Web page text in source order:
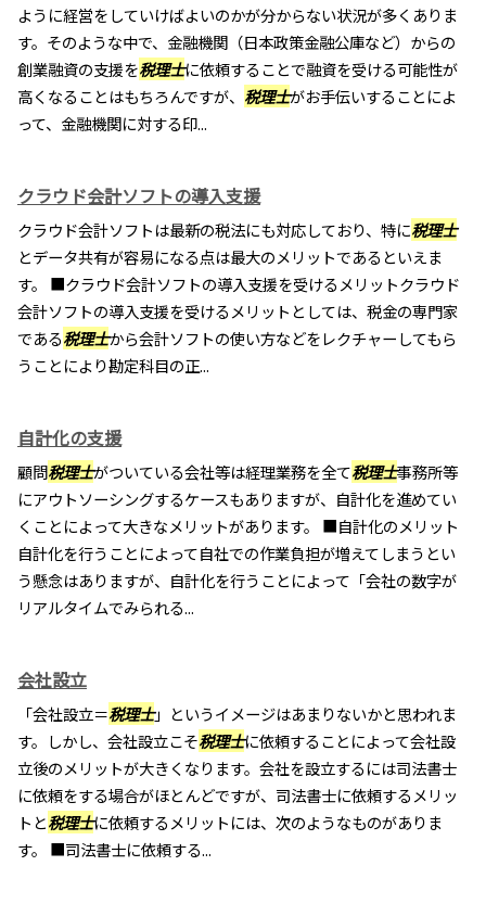
ように経営をしていけばよいのかが分からない状況が多くありま
す。そのような中で、金融機関（日本政策金融公庫など）からの
創業融資の支援を税理士に依頼することで融資を受ける可能性が
高くなることはもちろんですが、 税理士がお手伝いすることによ
って、金融機関に対する印...
クラウド会計ソフトの導入支援
クラウド会計ソフトは最新の税法にも対応しており、特に税理士
とデータ共有が容易になる点は最大のメリットであるといえま
す。 ■クラウド会計ソフトの導入支援を受けるメリットクラウド
会計ソフトの導入支援を受けるメリットとしては、税金の専門家
である税理士から会計ソフトの使い方などをレクチャーしてもら
うことにより勘定科目の正...
自計化の支援
顧問税理士がついている会社等は経理業務を全て税理士事務所等
にアウトソーシングするケースもありますが、自計化を進めてい
くことによって大きなメリットがあります。 ■自計化のメリット
自計化を行うことによって自社での作業負担が増えてしまうとい
う懸念はありますが、自計化を行うことによって「会社の数字が
リアルタイムでみられる...
会社設立
「会社設立＝税理士」というイメージはあまりないかと思われま
す。しかし、会社設立こそ税理士に依頼することによって会社設
立後のメリットが大きくなります。会社を設立するには司法書士
に依頼をする場合がほとんどですが、司法書士に依頼するメリッ
トと税理士に依頼するメリットには、次のようなものがありま
す。 ■司法書士に依頼する...